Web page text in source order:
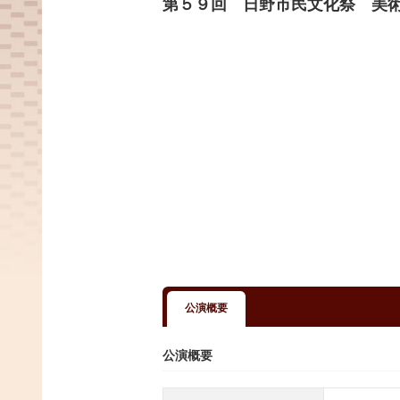
第５９回 日野市民文化祭 美
公演概要
公演概要